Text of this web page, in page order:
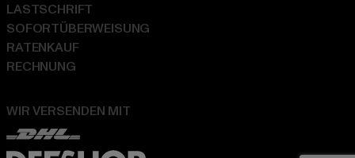
WIR VERSENDEN MIT
LASTSCHRIFT
SOFORTÜBERWEISUNG
RATENKAUF
RECHNUNG